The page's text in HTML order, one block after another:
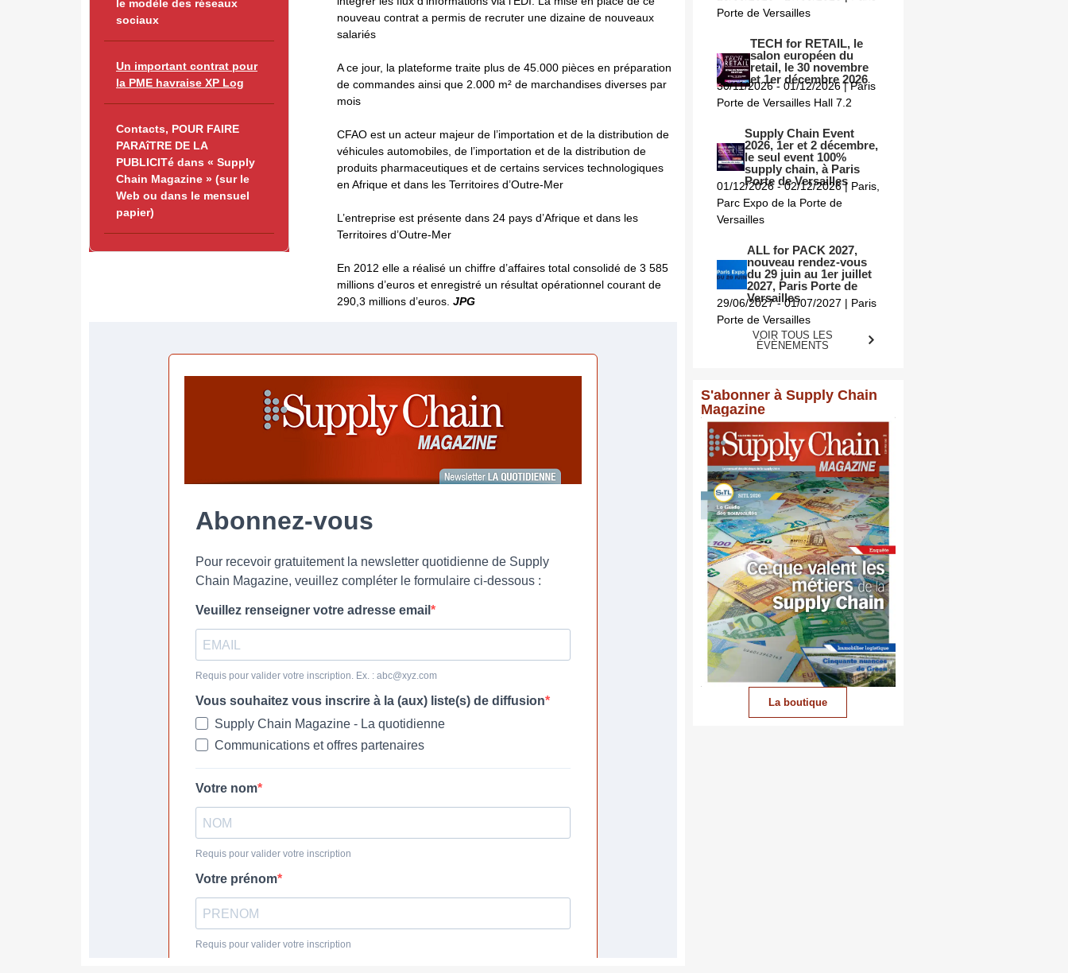
le modèle des réseaux
sociaux
Un important contrat pour
la PME havraise XP Log
Contacts, POUR FAIRE
PARAîTRE DE LA
PUBLICITé dans « Supply
Chain Magazine » (sur le
Web ou dans le mensuel
papier)
nouveau contrat a permis de recruter une dizaine de nouveaux
salariés
A ce jour, la plateforme traite plus de 45.000 pièces en préparation
de commandes ainsi que 2.000 m² de marchandises diverses par
mois
CFAO est un acteur majeur de l’importation et de la distribution de
véhicules automobiles, de l’importation et de la distribution de
produits pharmaceutiques et de certains services technologiques
en Afrique et dans les Territoires d’Outre-Mer
L’entreprise est présente dans 24 pays d’Afrique et dans les
Territoires d’Outre-Mer
En 2012 elle a réalisé un chiffre d’affaires total consolidé de 3 585
millions d’euros et enregistré un résultat opérationnel courant de
290,3 millions d’euros. JPG
Porte de Versailles
TECH for RETAIL, le
salon européen du
retail, le 30 novembre
et 1er décembre 2026
30/11/2026 - 01/12/2026 | Paris
Porte de Versailles Hall 7.2
Supply Chain Event
2026, 1er et 2 décembre,
le seul event 100%
supply chain, à Paris
Porte de Versailles
01/12/2026 - 02/12/2026 | Paris,
Parc Expo de la Porte de
Versailles
ALL for PACK 2027,
nouveau rendez-vous
du 29 juin au 1er juillet
2027, Paris Porte de
Versailles
29/06/2027 - 01/07/2027 | Paris
Porte de Versailles
VOIR TOUS LES
ÉVÈNEMENTS
S'abonner à Supply Chain
Magazine
La boutique